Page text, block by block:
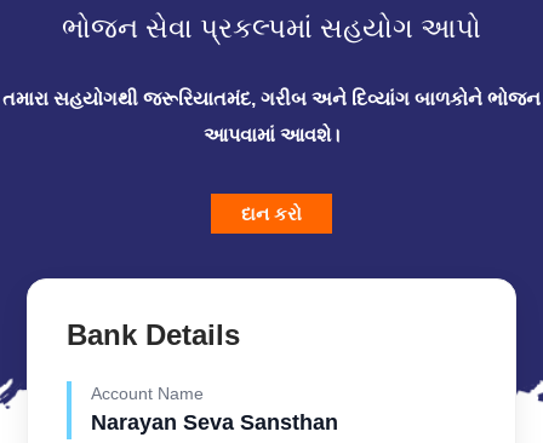
ભોજન સેવા પ્રકલ્પમાં સહયોગ આપો
તમારા સહયોગથી જરૂરિયાતમંદ, ગરીબ અને દિવ્યાંગ બાળકોને ભોજન
આપવામાં આવશે।
દાન કરો
Bank Details
Account Name
Narayan Seva Sansthan